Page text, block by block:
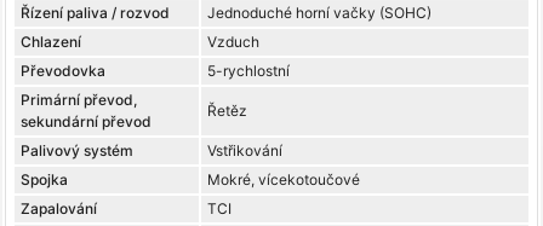
Řízení paliva / rozvod
Jednoduché horní vačky (SOHC)
Chlazení
Vzduch
Převodovka
5-rychlostní
Primární převod,
sekundární převod
Řetěz
Palivový systém
Vstřikování
Spojka
Mokré, vícekotoučové
Zapalování
TCI